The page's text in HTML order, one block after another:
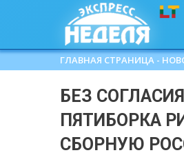
ГЛАВНАЯ СТРАНИЦА -
БЕЗ
ПЯТИБОРКА
СБОРНУЮ